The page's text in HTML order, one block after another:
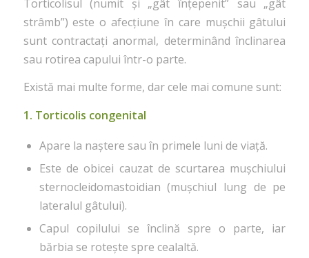
Torticolisul (numit și „gât înțepenit” sau „gât
strâmb”) este o afecțiune în care mușchii gâtului
sunt contractați anormal, determinând înclinarea
sau rotirea capului într-o parte.
Există mai multe forme, dar cele mai comune sunt:
1. Torticolis congenital
Apare la naștere sau în primele luni de viață.
Este de obicei cauzat de scurtarea mușchiului
sternocleidomastoidian (mușchiul lung de pe
lateralul gâtului).
Capul copilului se înclină spre o parte, iar
bărbia se rotește spre cealaltă.